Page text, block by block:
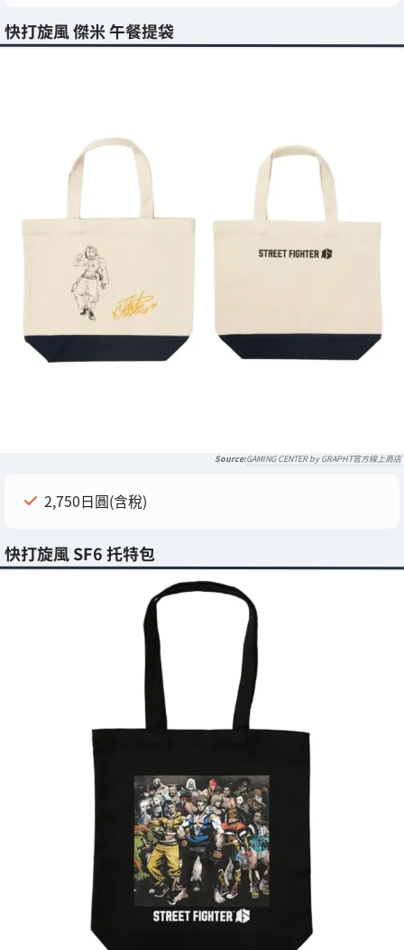
快打旋風 傑米 午餐提袋
GAMING CENTER by GRAPHT官方線上商店
2,750日圓(含稅)
快打旋風 SF6 托特包